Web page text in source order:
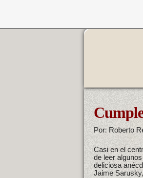
Por: Roberto
Casi en el
de leer
deliciosa
Jaime